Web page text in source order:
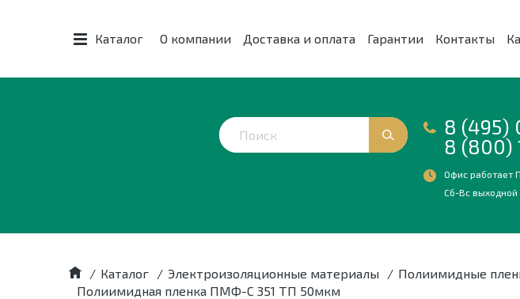
Каталог О компании Доставка и оплата Гарантии Контакты
8 (495)
8 (800)
Офис работает
Сб-Вс выходной
/ Каталог / Электроизоляционные материалы / Полиимидные
Полиимидная пленка ПМФ-С 351 ТП 50мкм